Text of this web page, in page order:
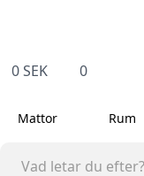
0SEK 0
Mattor Rum